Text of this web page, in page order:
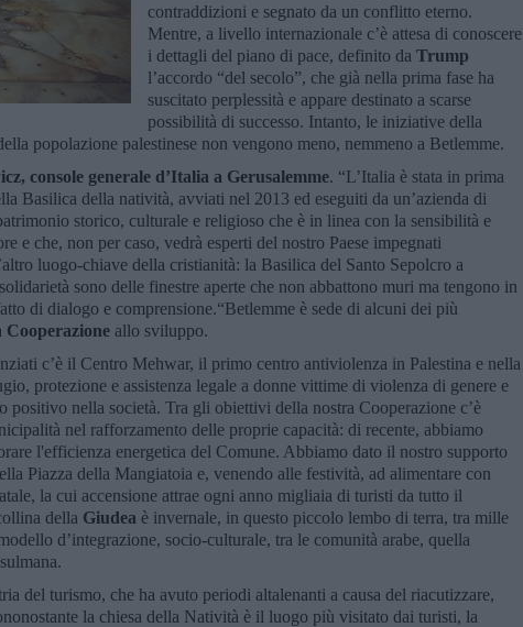
contraddizioni e segnato da un conflitto eterno.
Mentre, a livello internazionale c’è attesa di conoscere
i dettagli del piano di pace, definito da Trump
l’accordo “del secolo”, che già nella prima fase ha
suscitato perplessità e appare destinato a scarse
possibilità di successo. Intanto, le iniziative della
popolazione palestinese non vengono meno, nemmeno a Betlemme.
console generale d’Italia a Gerusalemme. “L’Italia è stata in prima
Basilica della natività, avviati nel 2013 ed eseguiti da un’azienda di
storico, culturale e religioso che è in linea con la sensibilità e
e che, non per caso, vedrà esperti del nostro Paese impegnati
luogo-chiave della cristianità: la Basilica del Santo Sepolcro a
sono delle finestre aperte che non abbattono muri ma tengono in
di dialogo e comprensione.“Betlemme è sede di alcuni dei più
Cooperazione allo sviluppo.
c’è il Centro Mehwar, il primo centro antiviolenza in Palestina e nella
protezione e assistenza legale a donne vittime di violenza di genere e
positivo nella società. Tra gli obiettivi della nostra Cooperazione c’è
nel rafforzamento delle proprie capacità: di recente, abbiamo
l'efficienza energetica del Comune. Abbiamo dato il nostro supporto
Piazza della Mangiatoia e, venendo alle festività, ad alimentare con
la cui accensione attrae ogni anno migliaia di turisti da tutto il
della Giudea è invernale, in questo piccolo lembo di terra, tra mille
d’integrazione, socio-culturale, tra le comunità arabe, quella
del turismo, che ha avuto periodi altalenanti a causa del riacutizzare,
la chiesa della Natività è il luogo più visitato dai turisti, la